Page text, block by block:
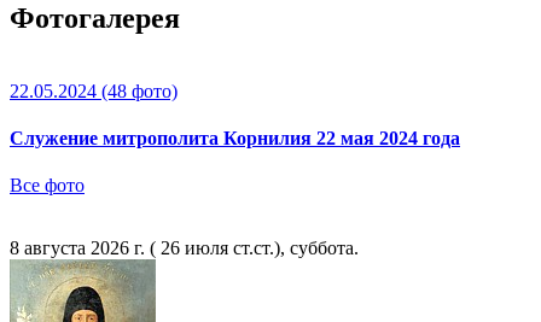
Фотогалерея
22.05.2024 (48 фото)
Служение митрополита Корнилия 22 мая 2024 года
Все фото
8 августа 2026 г. ( 26 июля ст.ст.), суббота.